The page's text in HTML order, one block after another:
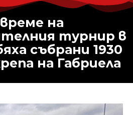
на
турнир в
събрани 1930
на Габриела